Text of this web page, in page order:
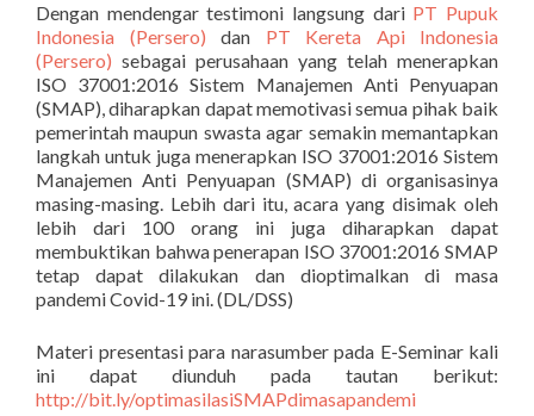
Dengan mendengar testimoni langsung dari PT Pupuk
Indonesia (Persero) dan PT Kereta Api Indonesia
(Persero) sebagai perusahaan yang telah menerapkan
ISO 37001:2016 Sistem Manajemen Anti Penyuapan
(SMAP), diharapkan dapat memotivasi semua pihak baik
pemerintah maupun swasta agar semakin memantapkan
langkah untuk juga menerapkan ISO 37001:2016 Sistem
Manajemen Anti Penyuapan (SMAP) di organisasinya
masing-masing. Lebih dari itu, acara yang disimak oleh
lebih dari 100 orang ini juga diharapkan dapat
membuktikan bahwa penerapan ISO 37001:2016 SMAP
tetap dapat dilakukan dan dioptimalkan di masa
pandemi Covid-19 ini. (DL/DSS)
Materi presentasi para narasumber pada E-Seminar kali
ini dapat diunduh pada tautan berikut:
http://bit.ly/optimasilasiSMAPdimasapandemi